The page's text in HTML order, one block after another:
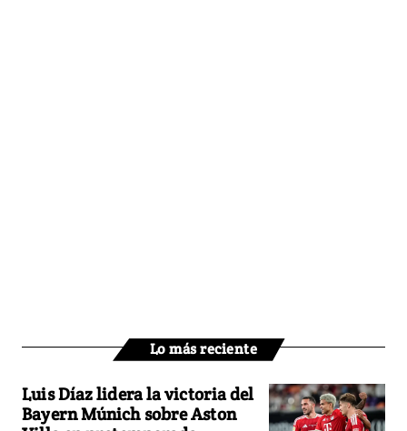
Lo más reciente
Luis Díaz lidera la victoria del
Bayern Múnich sobre Aston